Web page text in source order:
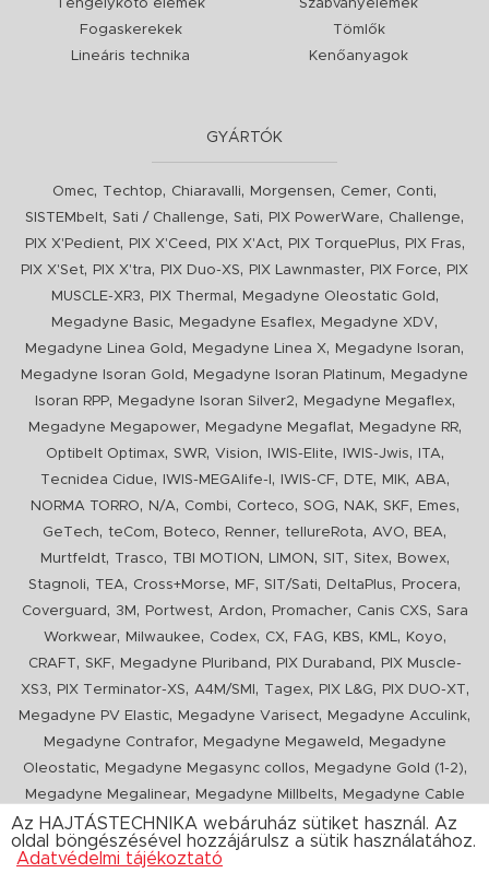
Tengelykötő elemek
Fogaskerekek
Lineáris technika
Szabványelemek
Tömlők
Kenőanyagok
GYÁRTÓK
Omec, Techtop, Chiaravalli, Morgensen, Cemer, Conti,
SISTEMbelt, Sati / Challenge, Sati, PIX PowerWare, Challenge,
PIX X'Pedient, PIX X'Ceed , PIX X'Act, PIX TorquePlus, PIX Fras,
PIX X'Set, PIX X'tra, PIX Duo-XS, PIX Lawnmaster, PIX Force,
PIX
MUSCLE-XR3, PIX Thermal , Megadyne Oleostatic Gold ,
Megadyne Basic, Megadyne Esaflex, Megadyne XDV,
Megadyne Linea Gold , Megadyne Linea X, Megadyne Isoran,
Megadyne Isoran Gold , Megadyne Isoran Platinum,
Megadyne
Isoran RPP, Megadyne Isoran Silver2, Megadyne Megaflex,
Megadyne Megapower, Megadyne Megaflat, Megadyne RR,
Optibelt Optimax, SWR, Vision, IWIS-Elite, IWIS-Jwis, ITA,
Tecnidea Cidue, IWIS-MEGAlife-I , IWIS-CF, DTE, MIK, ABA,
NORMA TORRO, N/A, Combi, Corteco, SOG, NAK, SKF, Emes,
GeTech, teCom, Boteco, Renner, tellureRota, AVO, BEA,
Murtfeldt, Trasco, TBI MOTION , LIMON , SIT, Sitex, Bowex,
Stagnoli, TEA, Cross+Morse, MF, SIT/Sati, DeltaPlus, Procera,
Coverguard , 3M , Portwest, Ardon, Promacher, Canis CXS, Sara
Workwear, Milwaukee, Codex, CX, FAG, KBS, KML, Koyo,
CRAFT, SKF, Megadyne Pluriband , PIX Duraband ,
PIX Muscle-
XS3, PIX Terminator-XS, A4M/SMI , Tagex, PIX L&G, PIX DUO-XT,
Megadyne PV Elastic, Megadyne Varisect, Megadyne Acculink,
Megadyne Contrafor, Megadyne Megaweld ,
Megadyne
Oleostatic, Megadyne Megasync collos, Megadyne Gold (1-2),
Megadyne Megalinear, Megadyne Millbelts,
Megadyne Cable
Pull, PIX X'Ceed,Megadyne Pull Down, Optibelt VB,Mitsuboshi
ConCar,Megadyne Megarib ,PIX HARVESTER,Urgent
Az HAJTÁSTECHNIKA webáruház sütiket használ. Az
oldal böngészésével hozzájárulsz a sütik használatához.
Adatvédelmi tájékoztató